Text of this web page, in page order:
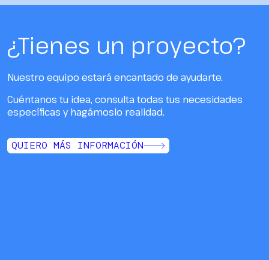
¿Tienes un proyecto?
Nuestro equipo estará encantado de ayudarte.
Cuéntanos tu idea, consulta todas tus necesidades
específicas y hagámoslo realidad.
QUIERO MÁS INFORMACIÓN